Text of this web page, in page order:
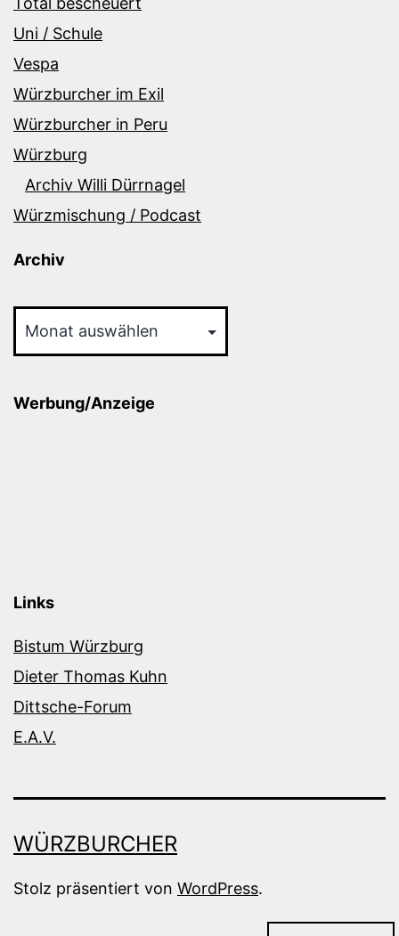
Uni / Schule
Vespa
Würzburcher im Exil
Würzburcher in Peru
Würzburg
Archiv Willi Dürrnagel
Würzmischung / Podcast
Archiv
Werbung/Anzeige
Links
Bistum Würzburg
Dieter Thomas Kuhn
Dittsche-Forum
E.A.V.
WÜRZBURCHER
Stolz präsentiert von WordPress.